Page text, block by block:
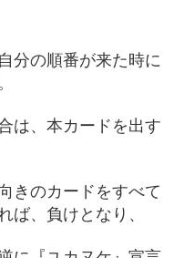
分の順番が来た時に
は、本カードを出す
きのカードをすべて
ば、負けとなり、